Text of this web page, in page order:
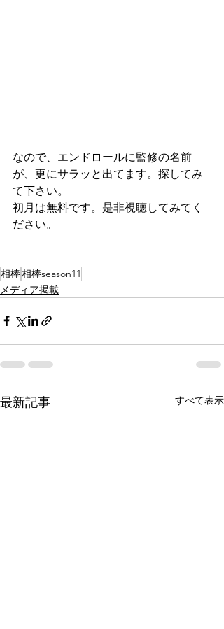
なので、エンドロールに監修の名前
が、更にサラッと出てます。探してみ
て下さい。
初月は無料です。是非視聴してみてく
ださい。
相棒相棒season11
メディア掲載
最新記事 すべて表示